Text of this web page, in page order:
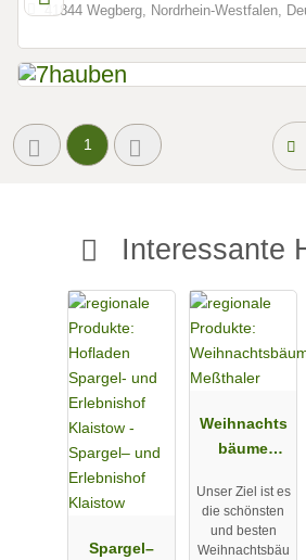
41844 Wegberg, Nordrhein-Westfalen,
1
Interessante
Spargel–
Weihnachts
bäume
Unser Ziel ist es
die schönsten
und besten
Weihnachtsbäu